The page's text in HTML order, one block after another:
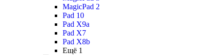
MagicPad 2
Pad 10
Pad X9a
Pad X7
Pad X8b
Ещё 1